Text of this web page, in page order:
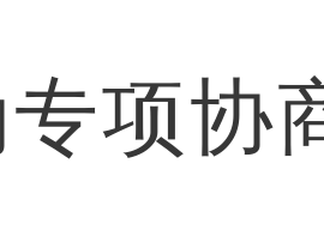
项协